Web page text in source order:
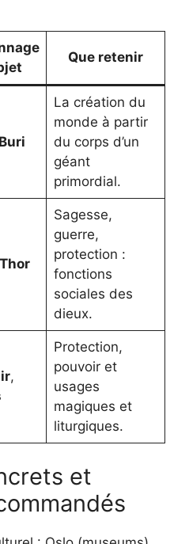
Que retenir
Buri
La création du
monde à partir
du corps d’un
géant
primordial.
Thor
Sagesse,
guerre,
protection :
fonctions
sociales des
dieux.
,
Protection,
pouvoir et
usages
magiques et
liturgiques.
et